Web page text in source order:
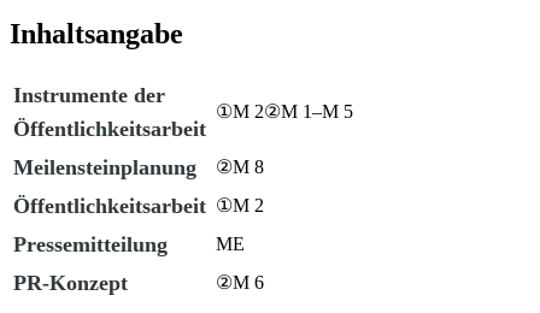
Inhaltsangabe
Instrumente der
Öffentlichkeitsarbeit
①M 2②M 1–M 5
Meilensteinplanung ②M 8
Öffentlichkeitsarbeit ①M 2
Pressemitteilung ME
PR-Konzept ②M 6